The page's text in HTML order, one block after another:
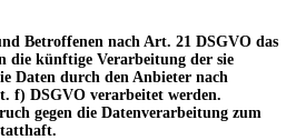
Betroffenen nach Art. 21 DSGVO das
die künftige Verarbeitung der sie
Daten durch den Anbieter nach
f) DSGVO verarbeitet werden.
gegen die Datenverarbeitung zum